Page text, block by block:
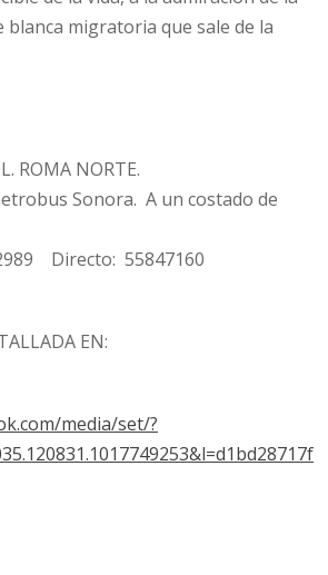
blanca migratoria que sale de la
ROMA NORTE.
Sonora. A un costado de
Directo: 55847160
EN:
media/set/?